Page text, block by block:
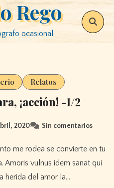
Rego
ocasional
Relatos
¡acción! -1/2
2020 Sin comentarios
Amoris vulnus idem sanat qui
herida del amor la…